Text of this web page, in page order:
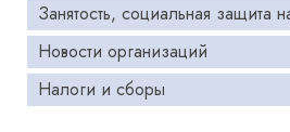
Занятость, социальная защита
Новости организаций
Налоги и сборы